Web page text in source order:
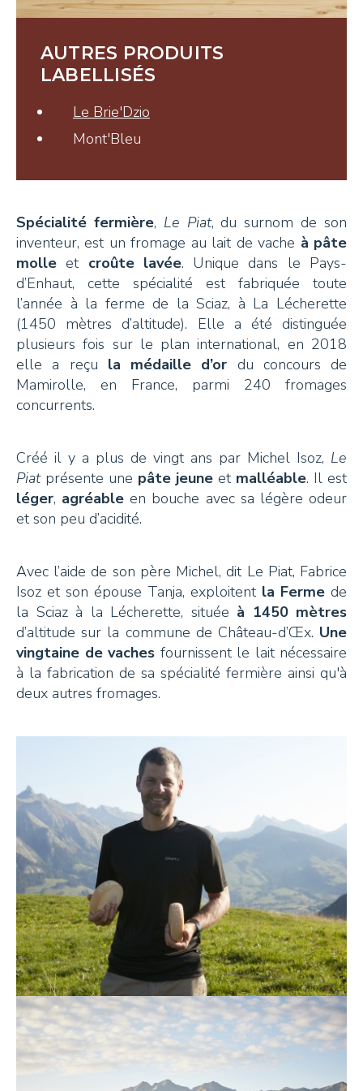
Miel et autres douceurs
Ambassadeurs
CONTACT
Pays-d’Enhaut Région,
Économie et Tourisme
Place du Village 6,
1660 Château-d’Œx
+41 26 924 25 25
NEWSLETTER
S'INSCRIRE
NOUS SUIVRE
AUTRES PRODUITS
LABELLISÉS
Le Brie'Dzio
Mont'Bleu
Spécialité fermière, Le Piat, du surnom de son
inventeur, est un fromage au lait de vache à pâte
molle et croûte lavée. Unique dans le Pays-
d’Enhaut, cette spécialité est fabriquée toute
l’année à la ferme de la Sciaz, à La Lécherette
(1450 mètres d’altitude). Elle a été distinguée
plusieurs fois sur le plan international, en 2018
elle a reçu la médaille d’or du concours de
Mamirolle, en France, parmi 240 fromages
concurrents.
Créé il y a plus de vingt ans par Michel Isoz, Le
Piatprésente une pâte jeune et malléable. Il est
léger, agréableen bouche avec sa légère odeur
et son peu d’acidité.
Avec l’aide de son père Michel, dit Le Piat, Fabrice
Isoz et son épouse Tanja, exploitent la Ferme de
la Sciaz à la Lécherette, située à 1450 mètres
d’altitude sur la commune de Château-d’Œx. Une
vingtaine de vaches fournissent le lait nécessaire
à la fabrication de sa spécialité fermière ainsi qu'à
deux autres fromages.